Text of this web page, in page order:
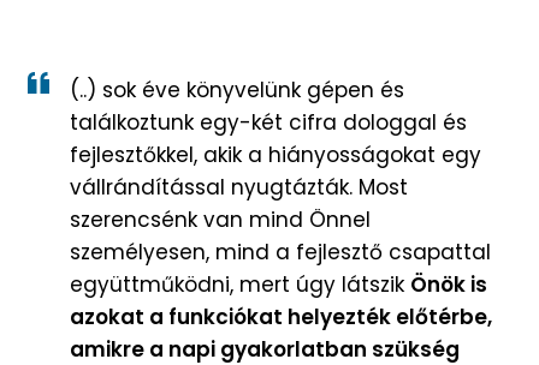
(..) sok éve könyvelünk gépen és
találkoztunk egy-két cifra dologgal és
fejlesztőkkel, akik a hiányosságokat egy
vállrándítással nyugtázták. Most
szerencsénk van mind Önnel
személyesen, mind a fejlesztő csapattal
együttműködni, mert úgy látszik Önök is
azokat a funkciókat helyezték előtérbe,
amikre a napi gyakorlatban szükség